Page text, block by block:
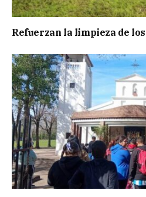
Refuerzan la limpieza de